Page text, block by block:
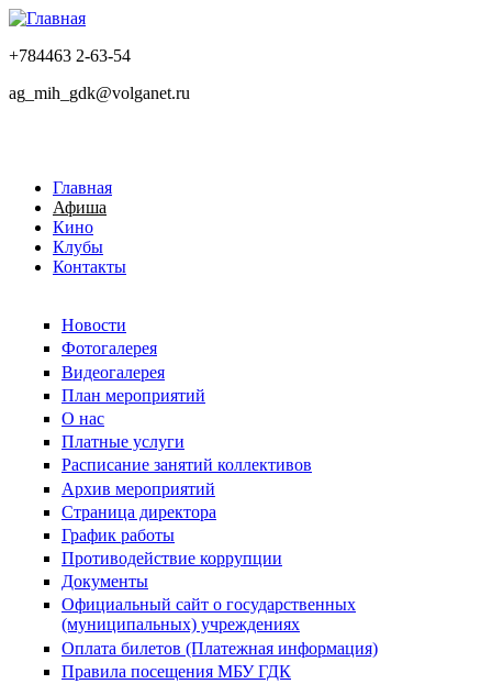
+784463 2-63-54
ag_mih_gdk@volganet.ru
Главная
Афиша
Кино
Клубы
Контакты
Новости
Фотогалерея
Видеогалерея
План мероприятий
О нас
Платные услуги
Расписание занятий коллективов
Архив мероприятий
Страница директора
График работы
Противодействие коррупции
Документы
Официальный сайт о государственных
(муниципальных) учреждениях
Оплата билетов (Платежная информация)
Правила посещения МБУ ГДК